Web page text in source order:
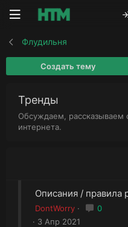
Флудильня
Создать тему
Тренды
Обсуждаем, рассказываем
интернета.
Описания / правила
DontWorry
0
3 Апр 2021